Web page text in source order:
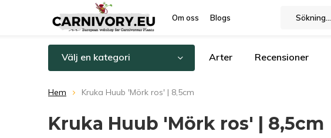
Om oss Blogs
Välj en kategori Arter Recensioner
Hem Kruka Huub 'Mörk ros' | 8,5cm
Kruka Huub 'Mörk ros' | 8,5cm